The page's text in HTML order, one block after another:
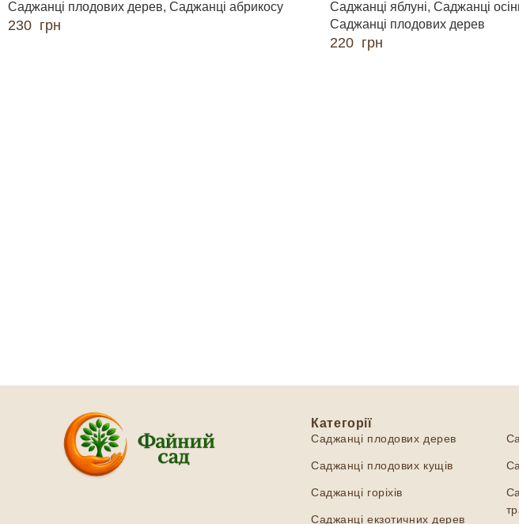
Саджанці плодових дерев, Саджанці абрикосу
230 грн
Саджанці яблуні, Саджанці
Саджанці плодових дерев
220 грн
Категорії
Саджанці плодових дерев
Саджанці плодових кущів
Саджанці горіхів
Саджанці екзотичних дерев